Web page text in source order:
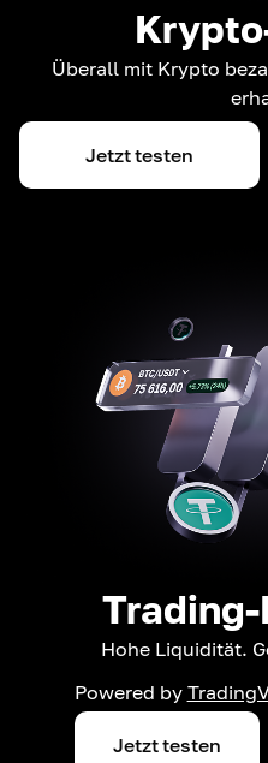
Überall mit Krypto
Jetzt testen
Hohe Liquidität.
Powered by
Jetzt testen